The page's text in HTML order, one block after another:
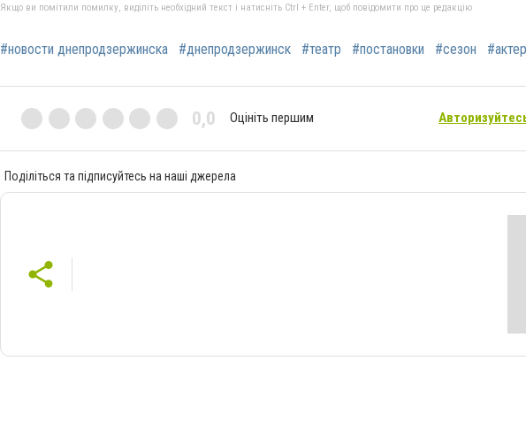
Якщо ви помітили помилку, виділіть необхідний текст і натисніть Ctrl + Enter, щоб повідомити про це редакцію
#новости днепродзержинска #днепродзержинск #театр #постановки #сезон
0,0 Оцініть першим
Поділіться та підписуйтесь на наші джерела